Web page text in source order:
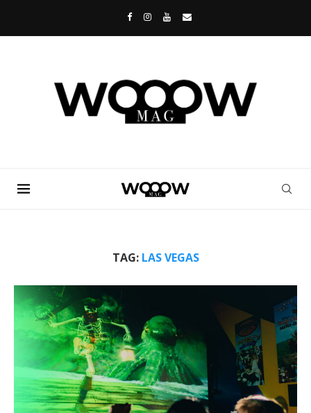
TAG: LAS VEGAS